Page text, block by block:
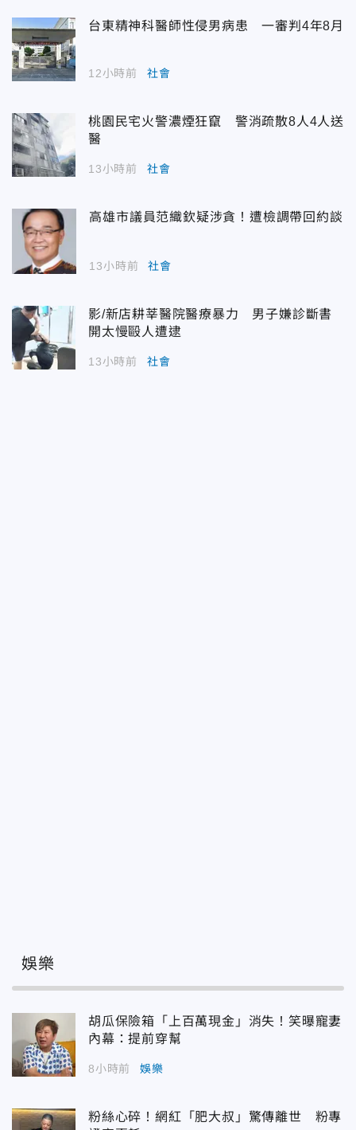
台東精神科醫師性侵男病患 一審判4年8月
12小時前 社會
桃園民宅火警濃煙狂竄 警消疏散8人4人送
醫
13小時前 社會
高雄市議員范織欽疑涉貪！遭檢調帶回約談
13小時前 社會
影/新店耕莘醫院醫療暴力 男子嫌診斷書
開太慢毆人遭逮
13小時前 社會
娛樂
胡瓜保險箱「上百萬現金」消失！笑曝寵妻
內幕：提前穿幫
8小時前 娛樂
粉絲心碎！網紅「肥大叔」驚傳離世 粉專